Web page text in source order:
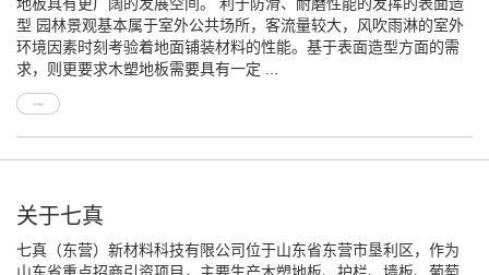
地板具有更广阔的发展空间。 利于防滑、耐磨性能的发挥的表面造
型 园林景观基本属于室外公共场所，客流量较大，风吹雨淋的室外
环境因素时刻考验着地面铺装材料的性能。基于表面造型方面的需
求，则更要求木塑地板需要具有一定 ...
关于七真
七真（东营）新材料科技有限公司位于山东省东营市垦利区，作为
山东省重点招商引资项目，主要生产木塑地板、护栏、墙板、葡萄